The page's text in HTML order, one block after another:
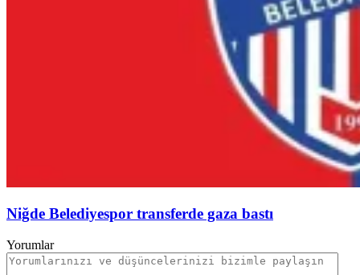
Niğde Belediyespor transferde gaza bastı
Yorumlar